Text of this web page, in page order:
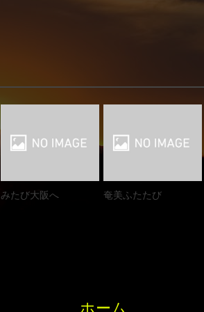
みたび大阪へ 奄美ふたたび
ホーム